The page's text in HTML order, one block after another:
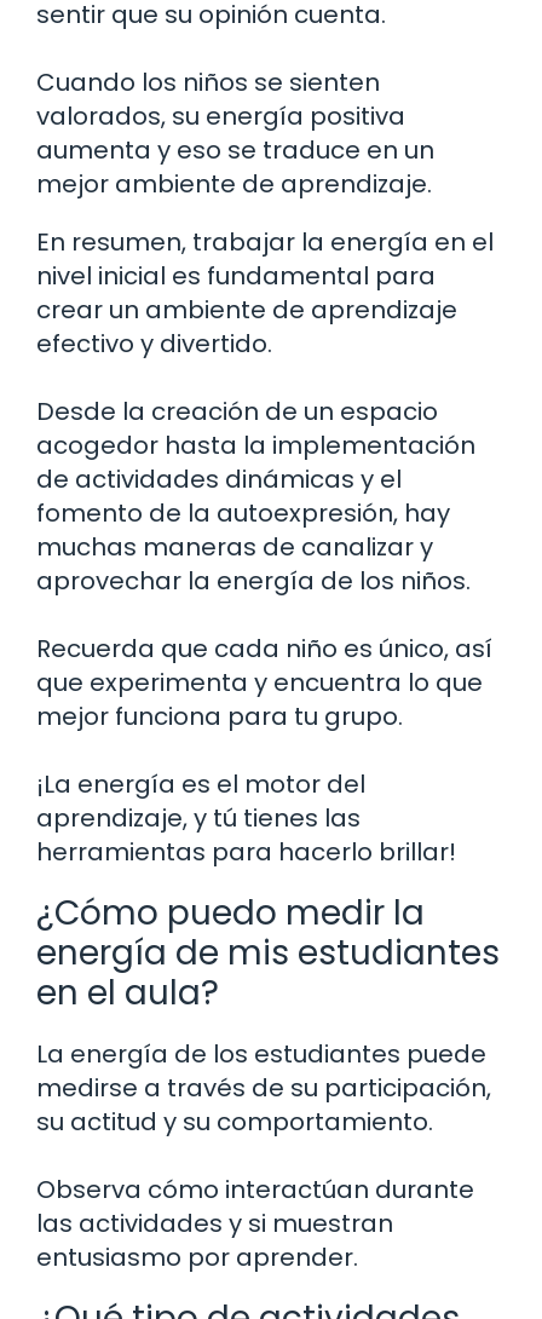
sentir que su opinión cuenta.
Cuando los niños se sienten
valorados, su energía positiva
aumenta y eso se traduce en un
mejor ambiente de aprendizaje.
En resumen, trabajar la energía en el
nivel inicial es fundamental para
crear un ambiente de aprendizaje
efectivo y divertido.
Desde la creación de un espacio
acogedor hasta la implementación
de actividades dinámicas y el
fomento de la autoexpresión, hay
muchas maneras de canalizar y
aprovechar la energía de los niños.
Recuerda que cada niño es único, así
que experimenta y encuentra lo que
mejor funciona para tu grupo.
¡La energía es el motor del
aprendizaje, y tú tienes las
herramientas para hacerlo brillar!
¿Cómo puedo medir la
energía de mis estudiantes
en el aula?
La energía de los estudiantes puede
medirse a través de su participación,
su actitud y su comportamiento.
Observa cómo interactúan durante
las actividades y si muestran
entusiasmo por aprender.